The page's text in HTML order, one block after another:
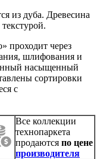
из дуба. Древесина
проходит через
шлифования и
насыщенный
сортировки
с
Все коллекции
технопаркета
продаются по цене
производителя